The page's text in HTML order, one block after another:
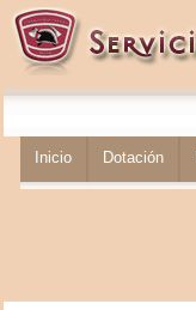
Inicio Dotación